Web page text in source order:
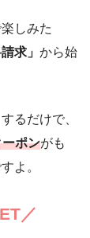
しみた
求」 から始
るだけで、
ポンがも
よ。
／